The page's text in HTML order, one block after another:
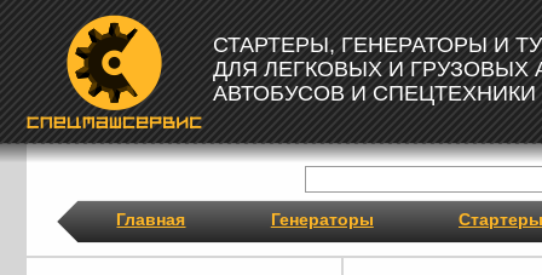
СТАРТЕРЫ, ГЕНЕРАТОРЫ И
ДЛЯ ЛЕГКОВЫХ И ГРУЗОВЫХ
АВТОБУСОВ И СПЕЦТЕХНИКИ
Главная Генераторы Стартеры